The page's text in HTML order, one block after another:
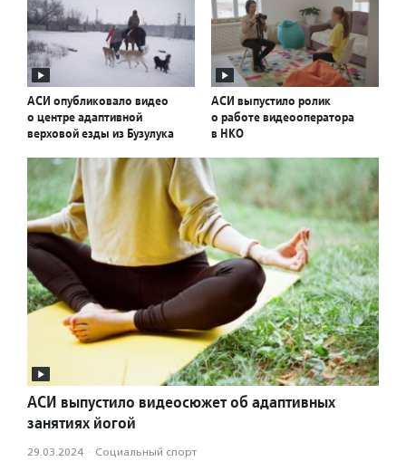
АСИ опубликовало видео
о центре адаптивной
верховой езды из Бузулука
АСИ выпустило ролик
о работе видеооператора
в НКО
АСИ выпустило видеосюжет об адаптивных
занятиях йогой
29.03.2024 · Социальный спорт